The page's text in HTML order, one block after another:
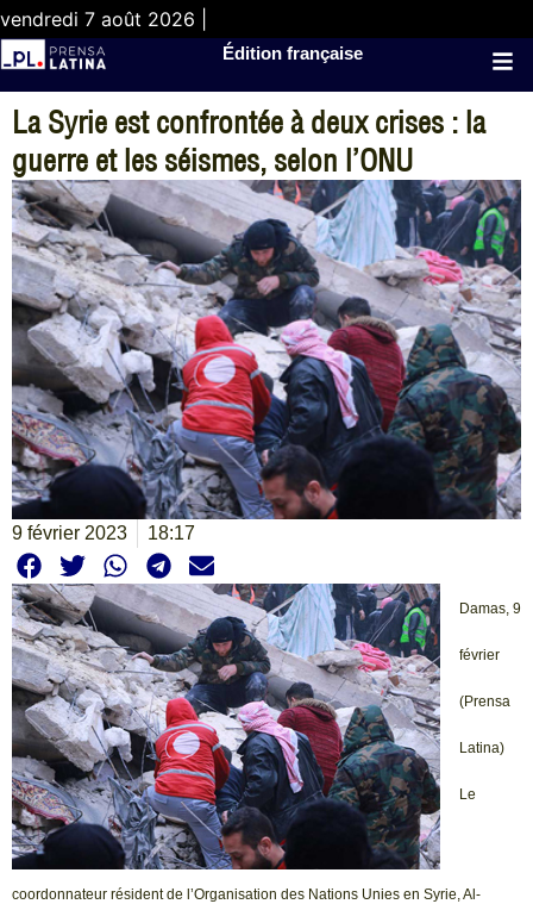
vendredi 7 août 2026 |
Édition française
La Syrie est confrontée à deux crises : la
guerre et les séismes, selon l’ONU
9 février 2023 18:17
Damas, 9
février
(Prensa
Latina)
Le
coordonnateur résident de l’Organisation des Nations Unies en Syrie, Al-